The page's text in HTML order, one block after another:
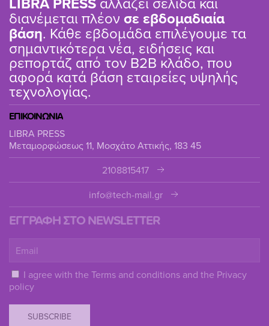
διανέμεται πλέον σε εβδομαδιαία
βάση. Κάθε εβδομάδα επιλέγουμε τα
σημαντικότερα νέα, ειδήσεις και
ρεπορτάζ από τον B2B κλάδο, που
αφορά κατά βάση εταιρείες υψηλής
τεχνολογίας.
ΕΠΙΚΟΙΝΩΝΙΑ
LIBRA PRESS
Μεταμορφώσεως 11, Μοσχάτο Αττικής, 183 45
2108815417
info@tech-mail.gr
ΕΓΓΡΑΦΗ ΣΤΟ NEWSLETTER
I agree with the Terms and conditions and the Privacy
policy
SUBSCRIBE